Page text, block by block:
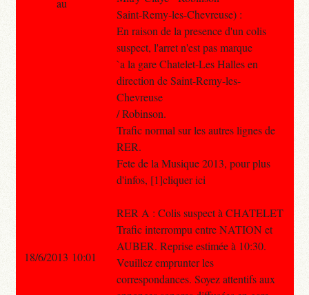
Saint-Remy-les-Chevreuse) :
En raison de la presence d'un colis
suspect, l'arret n'est pas marque
`a la gare Chatelet-Les Halles en
direction de Saint-Remy-les-
Chevreuse
/ Robinson.
Trafic normal sur les autres lignes de
RER.
Fete de la Musique 2013, pour plus
d'infos, [1]cliquer ici
RER A : Colis suspect à CHATELET
Trafic interrompu entre NATION et
AUBER. Reprise estimée à 10:30.
Veuillez emprunter les
correspondances. Soyez attentifs aux
au
18/6/2013 10:01